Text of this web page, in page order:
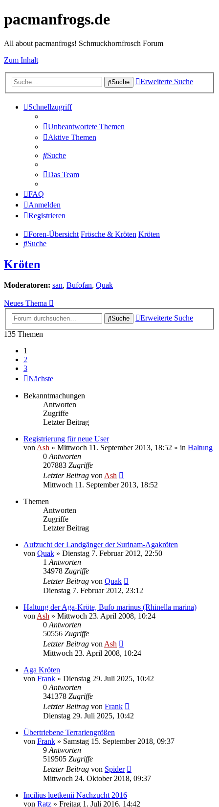
pacmanfrogs.de
All about pacmanfrogs! Schmuckhornfrosch Forum
Zum Inhalt
Suche Erweiterte Suche
Schnellzugriff
Unbeantwortete Themen
Aktive Themen
Suche
Das Team
FAQ
Anmelden
Registrieren
Foren-Übersicht Frösche & Kröten Kröten
Suche
Kröten
Moderatoren: san, Bufofan, Quak
Neues Thema
Suche
Erweiterte Suche
135 Themen
1
2
3
Nächste
Bekanntmachungen
Antworten
Zugriffe
Letzter Beitrag
Registrierung für neue User
von Ash » Mittwoch 11. September 2013, 18:52 » in Haltung
0 Antworten
207883 Zugriffe
Letzter Beitrag von Ash
Mittwoch 11. September 2013, 18:52
Themen
Antworten
Zugriffe
Letzter Beitrag
Aufzucht der Landgänger der Surinam-Agakröten
von Quak » Dienstag 7. Februar 2012, 22:50
1 Antworten
34978 Zugriffe
Letzter Beitrag von Quak
Dienstag 7. Februar 2012, 23:12
Haltung der Aga-Kröte, Bufo marinus (Rhinella marina)
von Ash » Mittwoch 23. April 2008, 10:24
0 Antworten
50556 Zugriffe
Letzter Beitrag von Ash
Mittwoch 23. April 2008, 10:24
Aga Kröten
von Frank » Dienstag 29. Juli 2025, 10:42
0 Antworten
341378 Zugriffe
Letzter Beitrag von Frank
Dienstag 29. Juli 2025, 10:42
Übertriebene Terrariengrößen
von Frank » Samstag 15. September 2018, 09:37
9 Antworten
519505 Zugriffe
Letzter Beitrag von Spider
Mittwoch 24. Oktober 2018, 09:37
Incilius luetkenii Nachzucht 2016
von Ratz » Freitag 1. Juli 2016, 14:42